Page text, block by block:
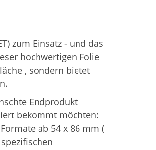
zum Einsatz - und das
hochwertigen Folie
, sondern bietet
Endprodukt
bekommt möchten:
ab 54 x 86 mm (